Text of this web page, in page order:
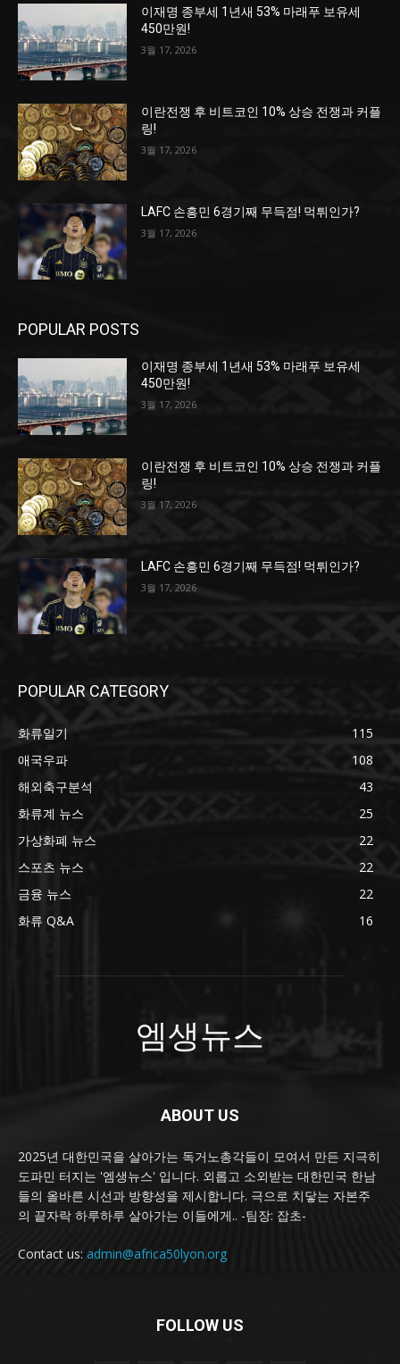
이재명 종부세 1년새 53% 마래푸 보유세
450만원!
3월 17, 2026
이란전쟁 후 비트코인 10% 상승 전쟁과 커플
링!
3월 17, 2026
LAFC 손흥민 6경기째 무득점! 먹튀인가?
3월 17, 2026
POPULAR POSTS
이재명 종부세 1년새 53% 마래푸 보유세
450만원!
3월 17, 2026
이란전쟁 후 비트코인 10% 상승 전쟁과 커플
링!
3월 17, 2026
LAFC 손흥민 6경기째 무득점! 먹튀인가?
3월 17, 2026
POPULAR CATEGORY
화류일기
115
애국우파
108
해외축구분석
43
화류계 뉴스
25
가상화폐 뉴스
22
스포츠 뉴스
22
금융 뉴스
22
화류 Q&A
16
엠생뉴스
ABOUT US
2025년 대한민국을 살아가는 독거노총각들이 모여서 만든 지극히
도파민 터지는 '엠생뉴스' 입니다. 외롭고 소외받는 대한민국 한남
들의 올바른 시선과 방향성을 제시합니다. 극으로 치닿는 자본주
의 끝자락 하루하루 살아가는 이들에게.. -팀장: 잡초-
Contact us: admin@africa50lyon.org
FOLLOW US